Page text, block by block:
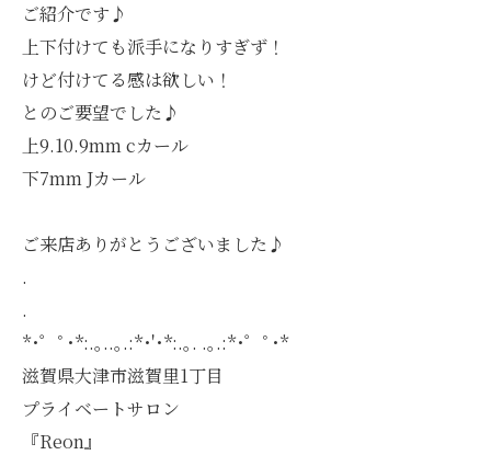
ご紹介です♪
上下付けても派手になりすぎず！
けど付けてる感は欲しい！
とのご要望でした♪
上9.10.9mm cカール
下7mm Jカール
ご来店ありがとうございました♪
.
.
*･゜ﾟ･*:.｡..｡.:*･'･*:.｡. .｡.:*･゜ﾟ･*
滋賀県大津市滋賀里1丁目
プライベートサロン
『Reon』